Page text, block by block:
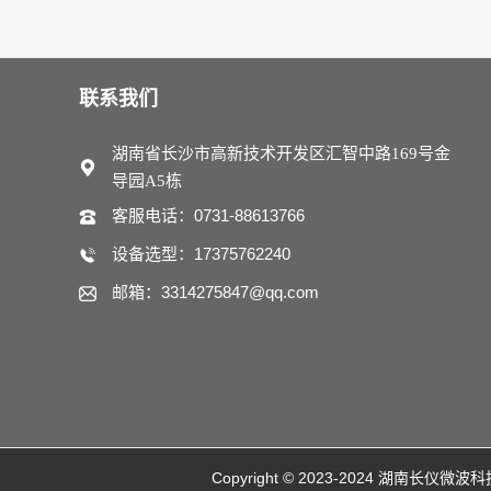
联系我们
湖南省长沙市高新技术开发区汇智中路169号金
导园A5栋
客服电话：0731-88613766
设备选型：17375762240
邮箱：3314275847@qq.com
Copyright © 2023-2024 湖南长仪微波